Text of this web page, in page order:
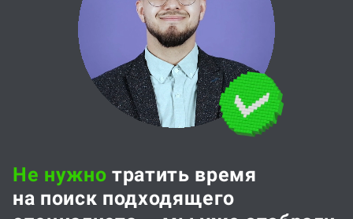
Не нужно тратить время
на поиск подходящего